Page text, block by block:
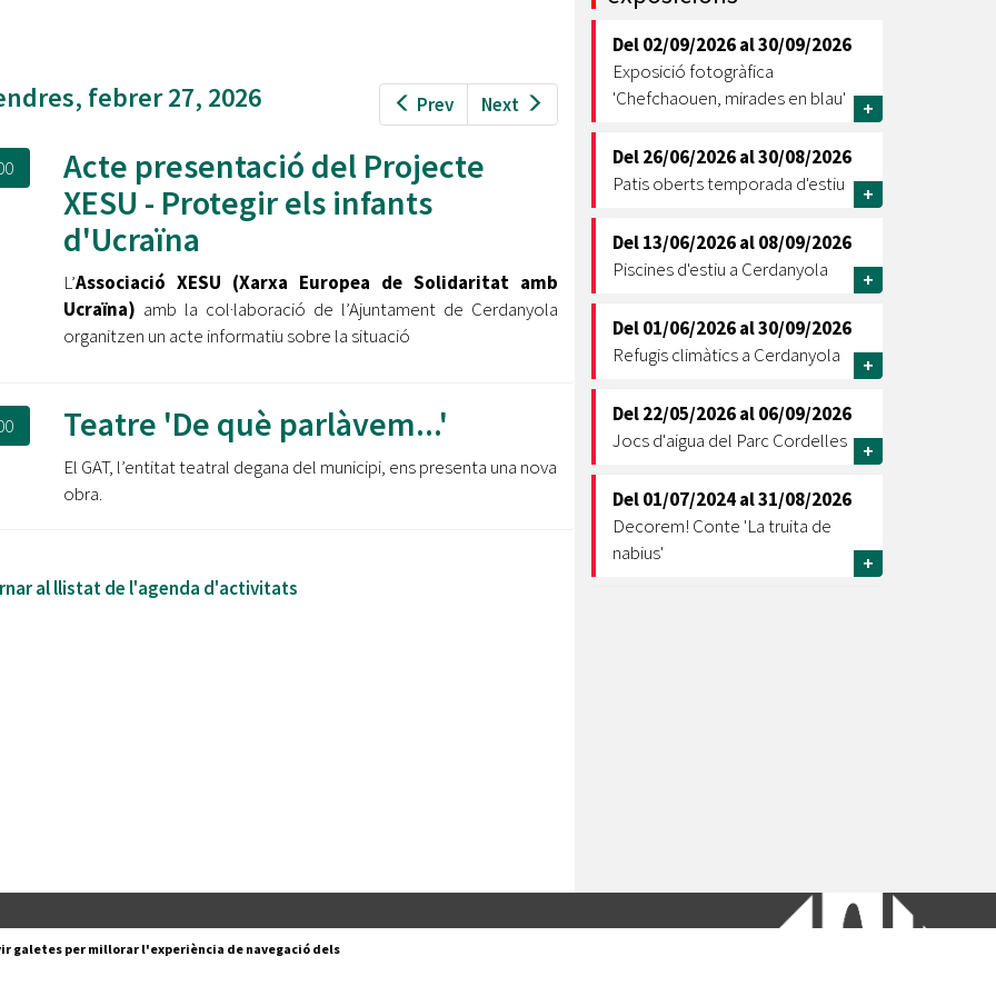
Ètica i Integritat
Retiment de Comptes
Accés a Informació Pública
Dades Obertes
Catàleg de Serveis i Tràmits
Cerdanyola opta a més de 5 milions d'euros del Pla de
Barris per transformar les Fontetes, Quatre Cantons i
El FIT presenta el cartell de la seva 16a edició i dona el
tret de sortida al festival
L’Ajuntament reparteix ulleres gratuïtes per veure
l'eclipsi solar
Equipaments
Mercats Municipals
Webs Municipals
Prev Next
febrer 27, 2026
Acte presentació del Projecte
XESU - Protegir els infants
d'Ucraïna
L’Associació XESU (Xarxa Europea de Solidaritat amb
Ucraïna) amb la col·laboració de l’Ajuntament de Cerdanyola
organitzen un acte informatiu sobre la situació
Teatre 'De què parlàvem...'
El GAT, l’entitat teatral degana del municipi, ens presenta una nova
obra.
al llistat de l'agenda d'activitats
Del02/09/2026al30/09/2026
Exposició fotogràfica
'Chefchaouen, mirades en blau'
+
Del26/06/2026al30/08/2026
Patis oberts temporada d'estiu
+
Del13/06/2026al08/09/2026
Piscines d'estiu a Cerdanyola
+
Del01/06/2026al30/09/2026
Refugis climàtics a Cerdanyola
+
Del22/05/2026al06/09/2026
Jocs d'aigua del Parc Cordelles
+
Del01/07/2024al31/08/2026
Decorem! Conte 'La truita de
nabius'
+
Layret, s/n
Segueix-nos a:
galetes per millorar l'experiència de navegació dels